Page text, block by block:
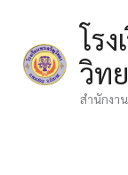
content
โร
วิท
สำนักงา